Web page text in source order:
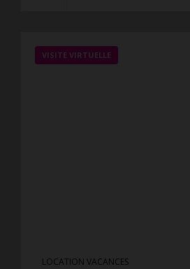
VISITE VIRTUELLE
LOCATION VACANCES